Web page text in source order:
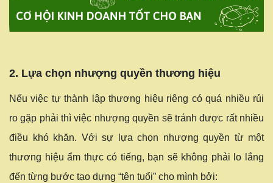
2. Lựa chọn nhượng quyền thương hiệu
Nếu việc tự thành lập thương hiệu riêng có quá nhiều rủi
ro gặp phải thì việc nhượng quyền sẽ tránh được rất nhiều
điều khó khăn. Với sự lựa chọn nhượng quyền từ một
thương hiệu ẩm thực có tiếng, bạn sẽ không phải lo lắng
đến từng bước tạo dựng “tên tuổi” cho mình bởi: